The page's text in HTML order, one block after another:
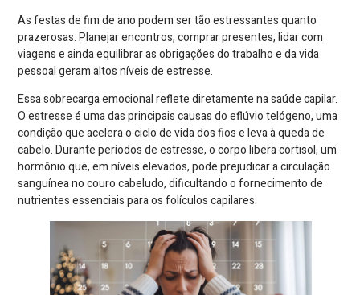
As festas de fim de ano podem ser tão estressantes quanto
prazerosas. Planejar encontros, comprar presentes, lidar com
viagens e ainda equilibrar as obrigações do trabalho e da vida
pessoal geram altos níveis de estresse.
Essa sobrecarga emocional reflete diretamente na saúde capilar.
O estresse é uma das principais causas do eflúvio telógeno, uma
condição que acelera o ciclo de vida dos fios e leva à queda de
cabelo. Durante períodos de estresse, o corpo libera cortisol, um
hormônio que, em níveis elevados, pode prejudicar a circulação
sanguínea no couro cabeludo, dificultando o fornecimento de
nutrientes essenciais para os folículos capilares.